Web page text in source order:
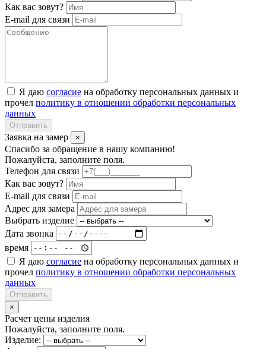
Как вас зовут?
E-mail для связи
Я даю согласие на обработку персональных данных и
прочел политику в отношении обработки персональных
данных
Отправить
Заявка на замер ×
Спасибо за обращение в нашу компанию!
Пожалуйста, заполните поля.
Телефон для связи
Как вас зовут?
E-mail для связи
Адрес для замера
Выбрать изделие
Дата звонка
время
Я даю согласие на обработку персональных данных и
прочел политику в отношении обработки персональных
данных
Отправить
×
Расчет цены изделия
Пожалуйста, заполните поля.
Изделие: